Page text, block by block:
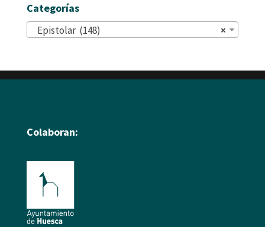
Categorías
×
Epistolar (148)
Colaboran: